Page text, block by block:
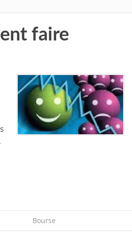
faire
Bourse